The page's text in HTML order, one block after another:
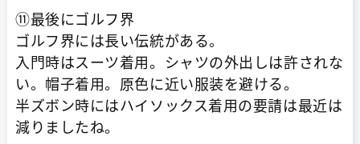
⑪最後にゴルフ界
ゴルフ界には長い伝統がある。
入門時はスーツ着用。シャツの外出しは許されな
い。帽子着用。原色に近い服装を避ける。
半ズボン時にはハイソックス着用の要請は最近は
減りましたね。